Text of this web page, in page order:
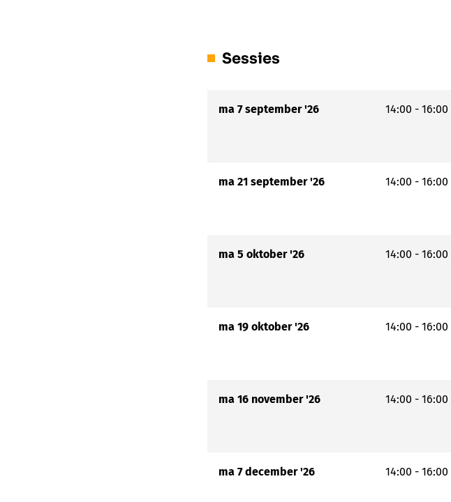
Sessies
ma 7 september '26 14:00 - 16:00
ma 21 september '26 14:00 - 16:00
ma 5 oktober '26 14:00 - 16:00
ma 19 oktober '26 14:00 - 16:00
ma 16 november '26 14:00 - 16:00
ma 7 december '26 14:00 - 16:00